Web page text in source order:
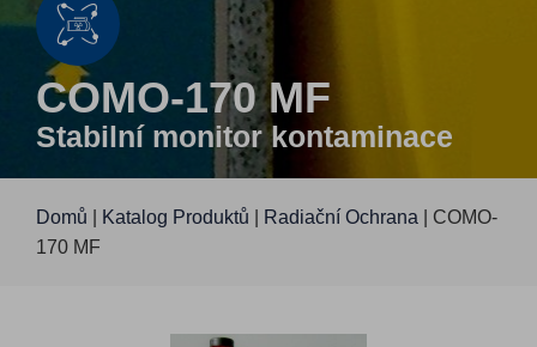
COMO-170 MF
Stabilní monitor kontaminace
Domů Katalog Produktů Radiační Ochrana
COMO-
170 MF